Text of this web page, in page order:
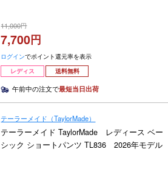
11,000
7,700
ログインでポイント還元率を表示
レディス
送料無料
午前中の注文で最短当日出荷
テーラーメイド（TaylorMade）
テーラーメイド TaylorMade レディース ベー
シック ショートパンツ TL836 2026年モデル